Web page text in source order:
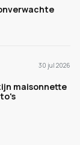
30 jul 2026
maisonnette